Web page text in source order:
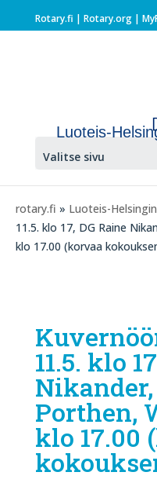
Rotary.fi | Rotary.org|
Luoteis-
Valitse sivu
rotary.fi » Luoteis-
11.5. klo 17, DG Raine
klo 17.00 (korvaa
11.5. klo
Porthen,
klo 17.00